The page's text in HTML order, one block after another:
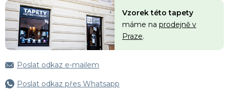
Vzorek této tapety
máme na prodejně v
Praze.
Poslat odkaz e-mailem
Poslat odkaz přes Whatsapp